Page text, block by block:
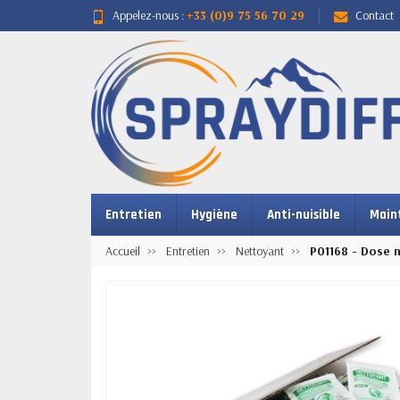
Appelez-nous : +33 (0)9 75 56 70 29 Contact
Entretien Hygiène Anti-nuisible
Accueil Entretien Nettoyant P01168 - Dose